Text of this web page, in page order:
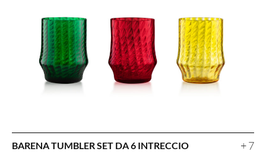
BARENA TUMBLER SET DA 6 INTRECCIO + 7